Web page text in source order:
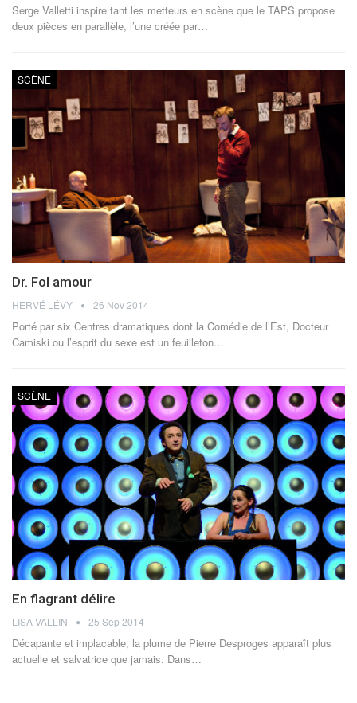
Serge Valletti inspire tant les metteurs en scène que le TAPS propose
deux pièces en parallèle, l’une créée par…
SCÈNE
Dr. Fol amour
HERVÉ LÉVY 26 Nov 2014
Porté par six Centres dramatiques dont la Comédie de l’Est, Docteur
Camiski ou l’esprit du sexe est un feuilleton…
SCÈNE
En flagrant délire
LISA VALLIN 25 Sep 2014
Décapante et implacable, la plume de Pierre Desproges apparaît plus
actuelle et salvatrice que jamais. Dans…